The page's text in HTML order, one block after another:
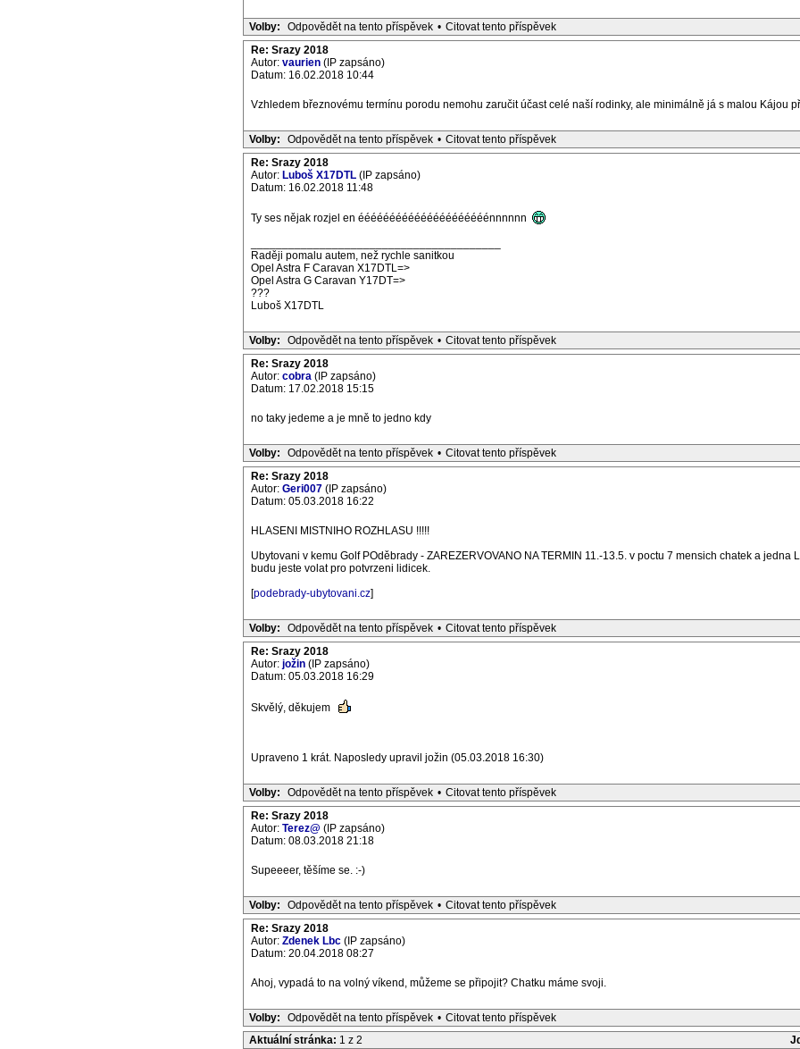
Volby: Odpovědět na tento příspěvek • Citovat tento příspěvek
Re: Srazy 2018
Autor: vaurien (IP zapsáno)
Datum: 16.02.2018 10:44
Vzhledem březnovému termínu porodu nemohu zaručit účast celé naší rodinky, ale minimálně já s malou Kájou
Volby: Odpovědět na tento příspěvek • Citovat tento příspěvek
Re: Srazy 2018
Autor: Luboš X17DTL (IP zapsáno)
Datum: 16.02.2018 11:48
Ty ses nějak rozjel en ééééééééééééééééééééénnnnnn
Raději pomalu autem, než rychle sanitkou
Opel Astra F Caravan X17DTL=>
Opel Astra G Caravan Y17DT=>
???
Luboš X17DTL
Volby: Odpovědět na tento příspěvek • Citovat tento příspěvek
Re: Srazy 2018
Autor: cobra (IP zapsáno)
Datum: 17.02.2018 15:15
no taky jedeme a je mně to jedno kdy
Volby: Odpovědět na tento příspěvek • Citovat tento příspěvek
Re: Srazy 2018
Autor: Geri007 (IP zapsáno)
Datum: 05.03.2018 16:22
HLASENI MISTNIHO ROZHLASU !!!!!
Ubytovani v kemu Golf POděbrady - ZAREZERVOVANO NA TERMIN 11.-13.5. v poctu 7 mensich chatek a jedna
budu jeste volat pro potvrzeni lidicek.
[podebrady-ubytovani.cz]
Volby: Odpovědět na tento příspěvek • Citovat tento příspěvek
Re: Srazy 2018
Autor: jožin (IP zapsáno)
Datum: 05.03.2018 16:29
Skvělý, děkujem
Upraveno 1 krát. Naposledy upravil jožin (05.03.2018 16:30)
Volby: Odpovědět na tento příspěvek • Citovat tento příspěvek
Re: Srazy 2018
Autor: Terez@ (IP zapsáno)
Datum: 08.03.2018 21:18
Supeeeer, těšíme se. :-)
Volby: Odpovědět na tento příspěvek • Citovat tento příspěvek
Re: Srazy 2018
Autor: Zdenek Lbc (IP zapsáno)
Datum: 20.04.2018 08:27
Ahoj, vypadá to na volný víkend, můžeme se připojit? Chatku máme svoji.
Volby: Odpovědět na tento příspěvek • Citovat tento příspěvek
Aktuální stránka: 1 z 2